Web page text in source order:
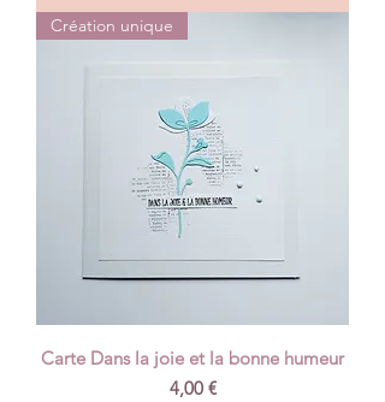
Création unique
Carte Dans la joie et la bonne humeur
Precio
4,00 €